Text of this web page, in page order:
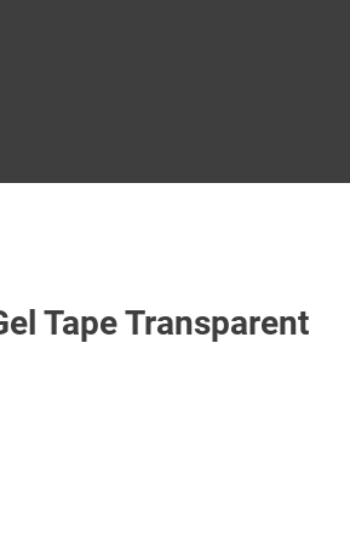
Tape Transparent